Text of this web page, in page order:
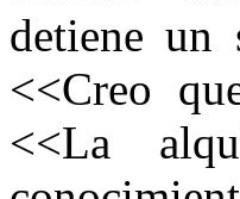
detiene un
<<Creo
<<La